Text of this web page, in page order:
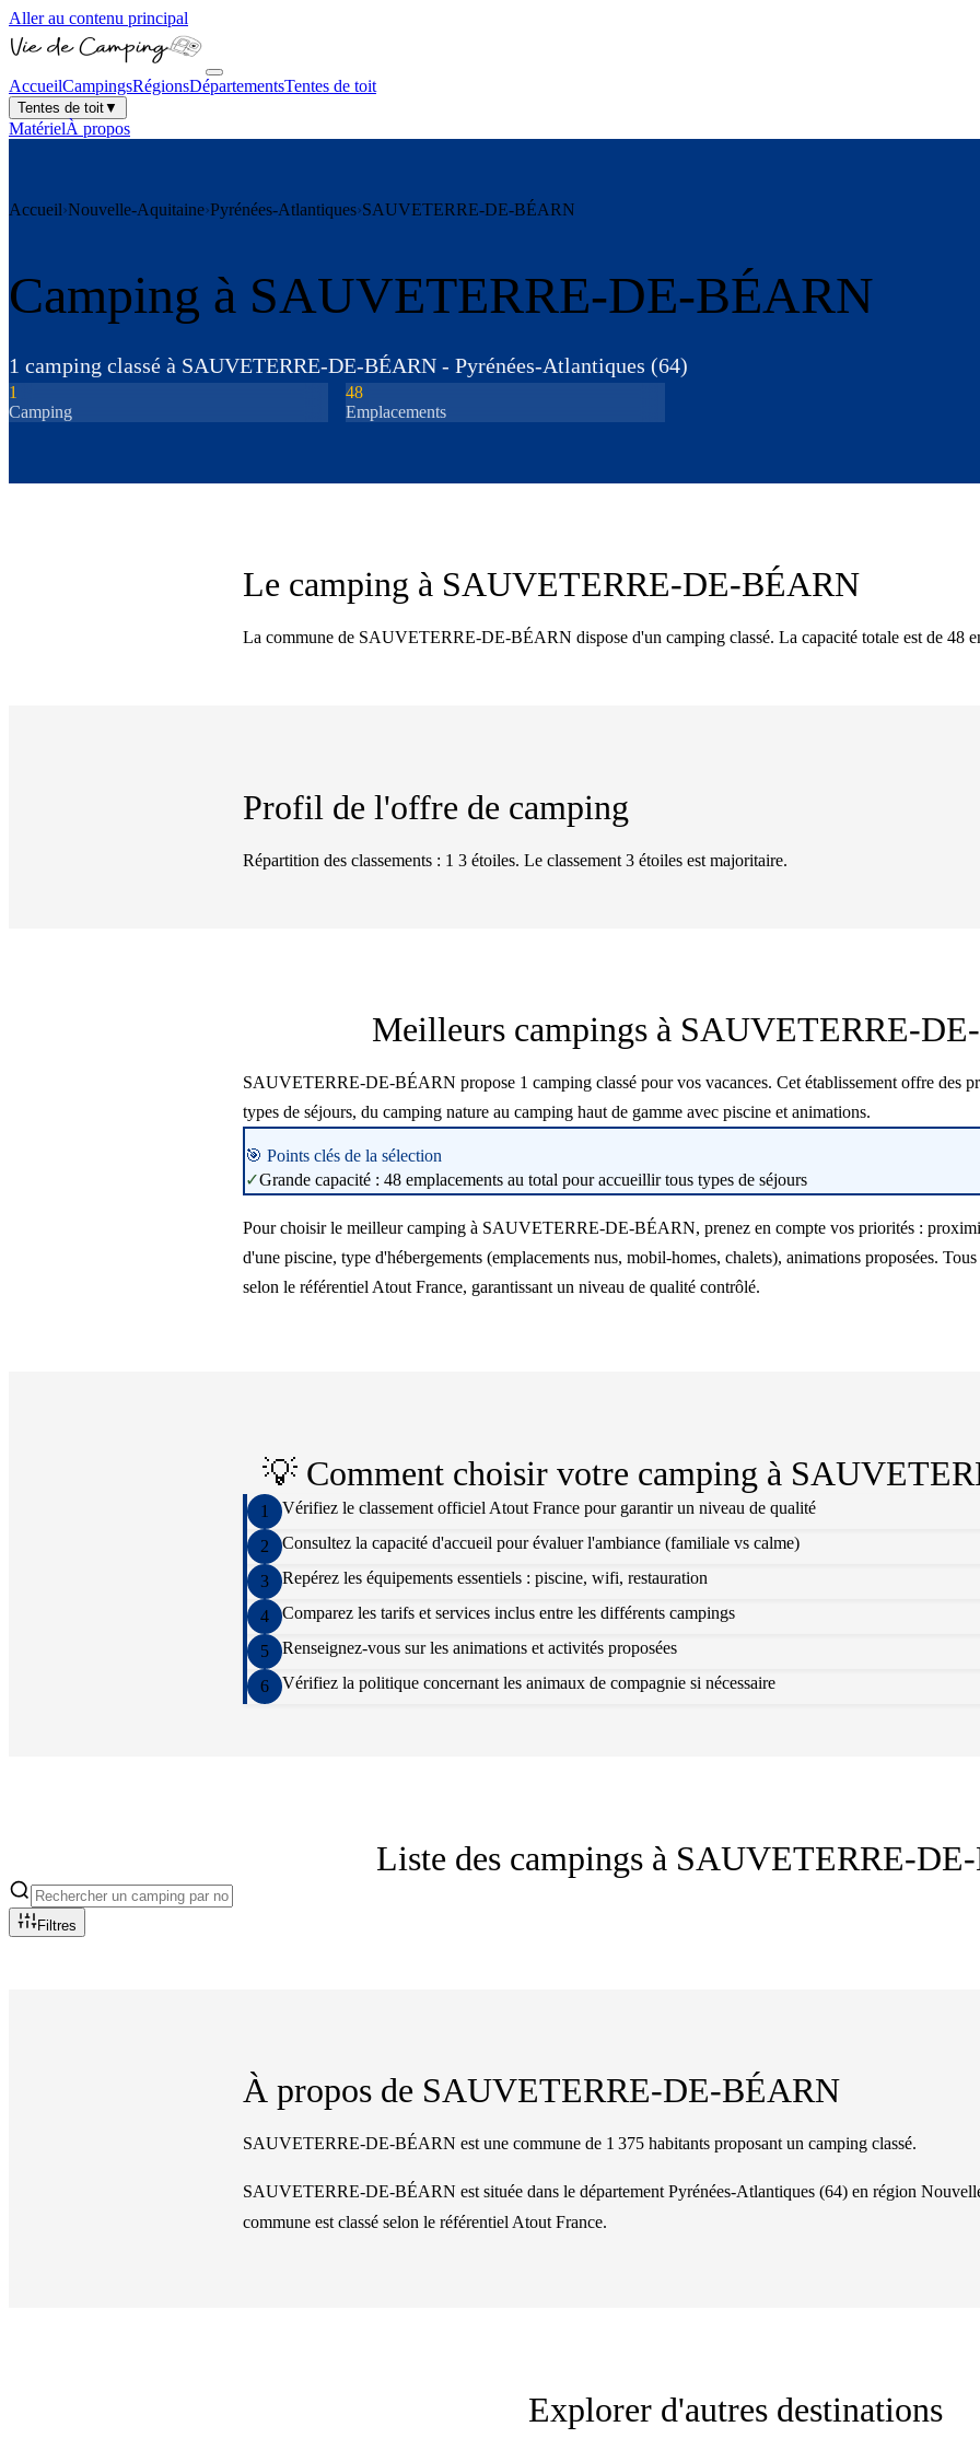
Aller au contenu principal
AccueilCampingsRégionsDépartementsTentes de toit
Tentes de toit▼
MatérielÀ propos
Accueil›Nouvelle-Aquitaine›Pyrénées-Atlantiques›SAUVETERRE-DE-BÉARN
Camping à SAUVETERRE-DE-BÉARN
1 camping classé à SAUVETERRE-DE-BÉARN - Pyrénées-Atlantiques (64)
1
Camping
48
Emplacements
Le camping à SAUVETERRE-DE-BÉARN
La commune de SAUVETERRE-DE-BÉARN dispose d'un camping classé. La capacité totale est de 48
Profil de l'offre de camping
Répartition des classements : 1 3 étoiles. Le classement 3 étoiles est majoritaire.
Meilleurs campings à SAUVETERRE-
SAUVETERRE-DE-BÉARN propose 1 camping classé pour vos vacances. Cet établissement offre des
types de séjours, du camping nature au camping haut de gamme avec piscine et animations.
🎯 Points clés de la sélection
✓Grande capacité : 48 emplacements au total pour accueillir tous types de séjours
Pour choisir le meilleur camping à SAUVETERRE-DE-BÉARN, prenez en compte vos priorités :
d'une piscine, type d'hébergements (emplacements nus, mobil-homes, chalets), animations proposées. Tous
selon le référentiel Atout France, garantissant un niveau de qualité contrôlé.
💡 Comment choisir votre camping à
1 Vérifiez le classement officiel Atout France pour garantir un niveau de qualité
2 Consultez la capacité d'accueil pour évaluer l'ambiance (familiale vs calme)
3 Repérez les équipements essentiels : piscine, wifi, restauration
4 Comparez les tarifs et services inclus entre les différents campings
5 Renseignez-vous sur les animations et activités proposées
6 Vérifiez la politique concernant les animaux de compagnie si nécessaire
Liste des campings à SAUVETERRE-
Filtres
À propos de SAUVETERRE-DE-BÉARN
SAUVETERRE-DE-BÉARN est une commune de 1 375 habitants proposant un camping classé.
SAUVETERRE-DE-BÉARN est située dans le département Pyrénées-Atlantiques (64) en région
commune est classé selon le référentiel Atout France.
Explorer d'autres destinations